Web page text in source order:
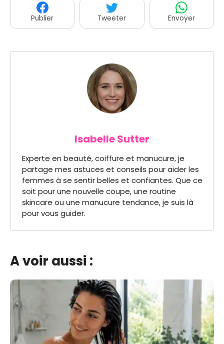
Publier Tweeter Envoyer
Isabelle Sutter
Experte en beauté, coiffure et manucure, je
partage mes astuces et conseils pour aider les
femmes à se sentir belles et confiantes. Que ce
soit pour une nouvelle coupe, une routine
skincare ou une manucure tendance, je suis là
pour vous guider.
A voir aussi :